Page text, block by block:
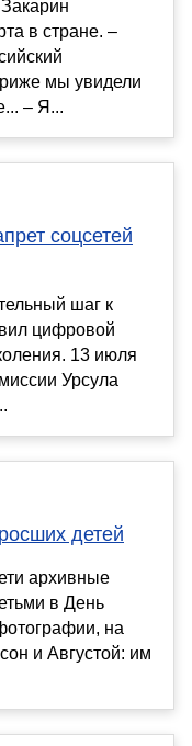
в стране. –
мы увидели
– Я...
соцсетей
шаг к
цифровой
13 июля
Урсула
детей
архивные
в День
на
и Августой: им